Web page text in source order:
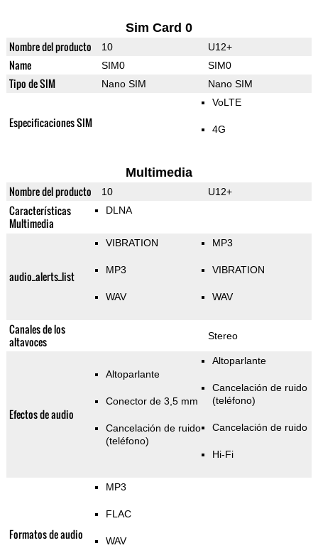
Sim Card 0
Nombre del producto 10 U12+
Name SIM0 SIM0
Tipo de SIM Nano SIM Nano SIM
Especificaciones SIM
VoLTE
4G
Multimedia
Nombre del producto 10 U12+
Características
Multimedia
DLNA
audio_alerts_list
VIBRATION
MP3
WAV
MP3
VIBRATION
WAV
Canales de los
altavoces
Stereo
Efectos de audio
Altoparlante
Conector de 3,5 mm
Cancelación de ruido
(teléfono)
Altoparlante
Cancelación de ruido
(teléfono)
Cancelación de ruido
Hi-Fi
Formatos de audio
MP3
FLAC
WAV